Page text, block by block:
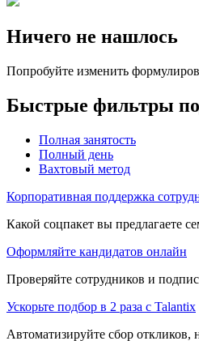
Ничего не нашлось
Попробуйте изменить
Быстрые фильтры
Полная занятость
Полный день
Вахтовый метод
Корпоративная поддержка
Какой соцпакет вы предлагаете
Оформляйте кандидатов онлайн
Проверяйте сотрудников и
Ускорьте подбор в 2 раза с Talantix
Автоматизируйте сбор откликов,